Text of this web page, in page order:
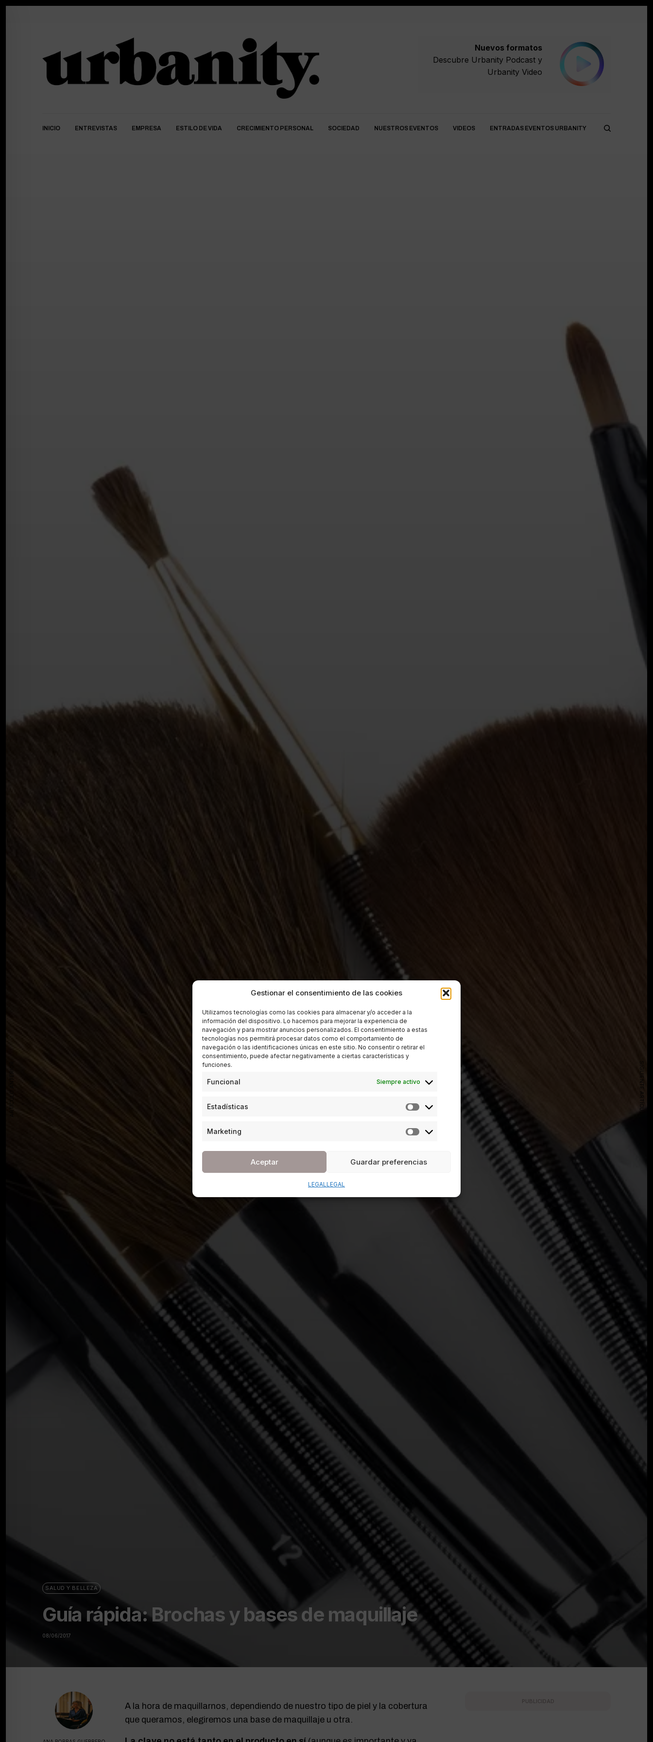
Gestionar el consentimiento de las cookies
Utilizamos tecnologías como las cookies para almacenar y/o acceder a la
información del dispositivo. Lo hacemos para mejorar la experiencia de
navegación y para mostrar anuncios personalizados. El consentimiento a estas
tecnologías nos permitirá procesar datos como el comportamiento de
navegación o las identificaciones únicas en este sitio. No consentir o retirar el
consentimiento, puede afectar negativamente a ciertas características y
funciones.
Funcional Siempre activo
Estadísticas
Marketing
Aceptar Guardar preferencias
LEGALLEGAL
Nuevos formatos
Descubre Urbanity Podcasty
Urbanity Video
INICIO ENTREVISTAS EMPRESA ESTILO DE VIDA CRECIMIENTO PERSONAL SOCIEDAD NUESTROS EVENTOS VIDEOS ENTRADAS EVENTOS URBANITY
SALUD Y BELLEZA
Guía rápida: Brochas y bases de maquillaje
08/06/2017
A la hora de maquillarnos, dependiendo de nuestro tipo de piel y la cobertura
que queramos, elegiremos una base de maquillaje u otra.
PUBLICIDAD
ARTÍCULO ANTERIOR SIGUIENTE ARTÍCULO